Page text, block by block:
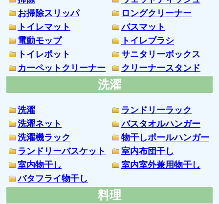
お掃除スリッパ
ロングクリーナー
トイレマット
バスマット
電動モップ
トイレブラシ
トイレポット
サニタリーボックス
カーペットクリーナー
クリーナースタンド
洗濯
洗濯
ランドリーラック
洗濯ネット
バスタオルハンガー
洗濯機ラック
物干しポールハンガー
ランドリーバスケット
室内布団干し
室内物干し
室内室外兼用物干し
バタフライ物干し
料理